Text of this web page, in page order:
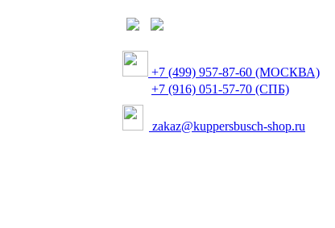
+7 (499) 957-87-60 (МОСКВА)
+7 (916) 051-57-70 (СПБ)
zakaz@kuppersbusch-shop.ru